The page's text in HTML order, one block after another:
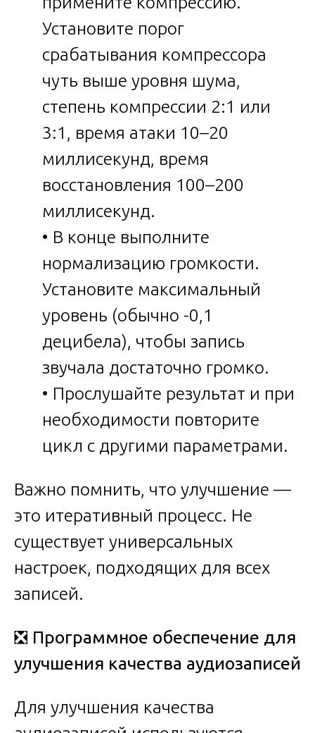
Установите порог
срабатывания компрессора
чуть выше уровня шума,
степень компрессии 2:1 или
3:1, время атаки 10–20
миллисекунд, время
восстановления 100–200
миллисекунд.
• В конце выполните
нормализацию громкости.
Установите максимальный
уровень (обычно -0,1
децибела), чтобы запись
звучала достаточно громко.
• Прослушайте результат и при
необходимости повторите
цикл с другими параметрами.
Важно помнить, что улучшение —
это итеративный процесс. Не
существует универсальных
настроек, подходящих для всех
записей.
❎ Программное обеспечение для
улучшения качества аудиозаписей
Для улучшения качества